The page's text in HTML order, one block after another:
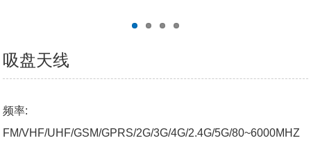
吸盘天线
频率:
FM/VHF/UHF/GSM/GPRS/2G/3G/4G/2.4G/5G/80~6000MHZ